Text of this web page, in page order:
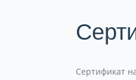
Сертификат